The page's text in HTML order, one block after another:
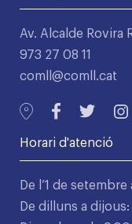
Av. Alcalde Rovira
973 27 08 11
comll@comll.cat
Horari d'atenció
De l’1 de
De dilluns a